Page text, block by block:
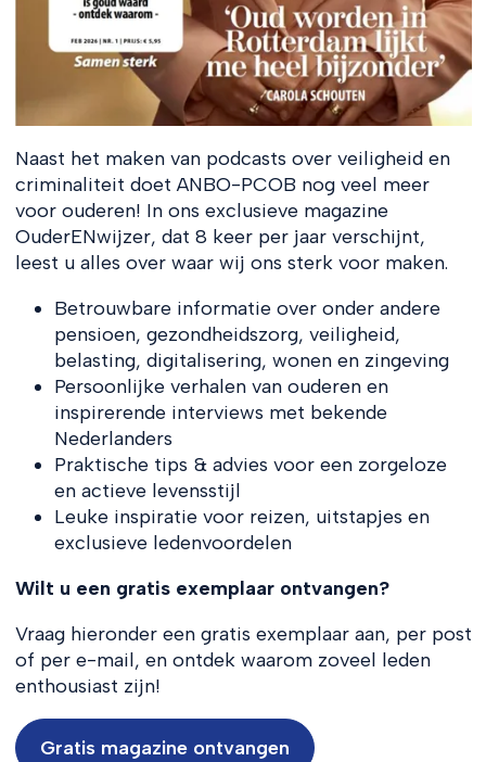
Naast het maken van podcasts over veiligheid en
criminaliteit doet ANBO-PCOB nog veel meer
voor ouderen! In ons exclusieve magazine
OuderENwijzer, dat 8 keer per jaar verschijnt,
leest u alles over waar wij ons sterk voor maken.
Betrouwbare informatie over onder andere
pensioen, gezondheidszorg, veiligheid,
belasting, digitalisering, wonen en zingeving
Persoonlijke verhalen van ouderen en
inspirerende interviews met bekende
Nederlanders
Praktische tips & advies voor een zorgeloze
en actieve levensstijl
Leuke inspiratie voor reizen, uitstapjes en
exclusieve ledenvoordelen
Wilt u een gratis exemplaar ontvangen?
Vraag hieronder een gratis exemplaar aan, per post
of per e-mail, en ontdek waarom zoveel leden
enthousiast zijn!
Gratis magazine ontvangen